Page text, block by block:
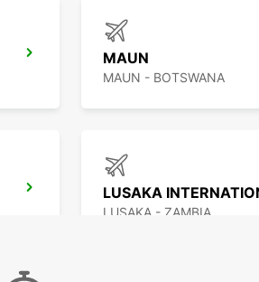
MAUN
MAUN - BOTSWANA
LUSAKA - ZAMBIA